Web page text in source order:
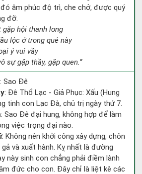
âm phúc độ trì, che chở, được quý
đỡ.
gặp hội thanh long
lộc ở trong quẻ này
ý vui vầy
sự gặp thầy, gặp quen.”
: Sao Đê
: Đê Thổ Lạc - Giả Phục: Xấu (Hung
tinh con Lạc Đà, chủ trị ngày thứ 7.
: Sao Đê đại hung, không hợp để làm
việc trọng đại nào.
: Không nên khởi công xây dựng, chôn
và xuất hành. Kỵ nhất là đường
này sinh con chẳng phải điềm lành
đức cho con. Đây chỉ là liệt kê các